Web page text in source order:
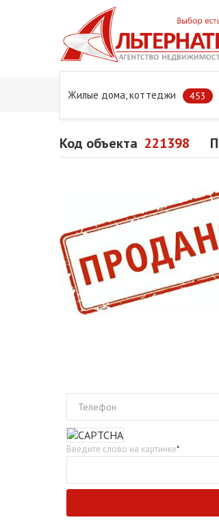
Жилые дома, коттеджи 453
Главная Предложения Дома в
Код объекта 221398
Телефон
Введите слово на картинке*